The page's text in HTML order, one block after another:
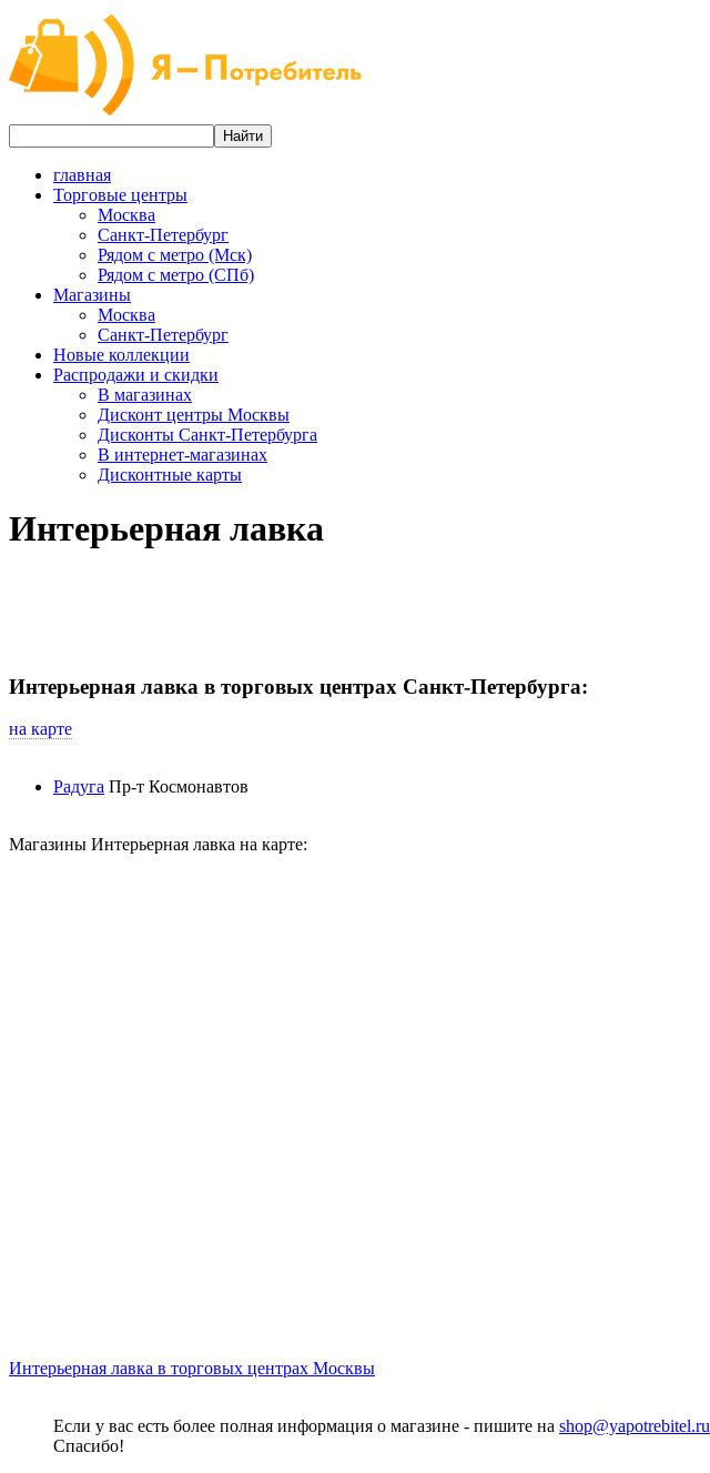
главная
Торговые центры
Москва
Санкт-Петербург
Рядом с метро (Мск)
Рядом с метро (СПб)
Магазины
Москва
Санкт-Петербург
Новые коллекции
Распродажи и скидки
В магазинах
Дисконт центры Москвы
Дисконты Санкт-Петербурга
В интернет-магазинах
Дисконтные карты
Интерьерная лавка
Интерьерная лавка в торговых центрах Санкт-Петербурга:
на карте
Радуга Пр-т Космонавтов
Магазины Интерьерная лавка на карте:
Интерьерная лавка в торговых центрах Москвы
Если у вас есть более полная информация о магазине - пишите на shop@yapotrebitel.ru
Спасибо!